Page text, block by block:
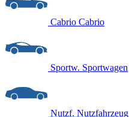
Cabrio Cabrio
Sportw. Sportwagen
Nutzf. Nutzfahrzeug